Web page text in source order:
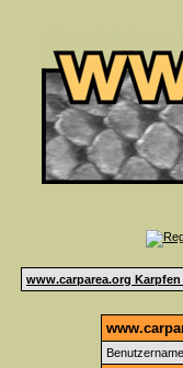
www.carparea.org
Benutzername